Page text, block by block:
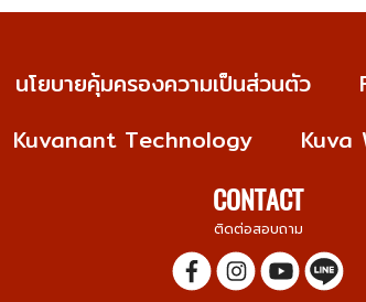
นโยบายคุ้มครองความเป็นส่วนตัว
Kuvanant Technology
Kuva
CONTACT
ติดต่อสอบถาม